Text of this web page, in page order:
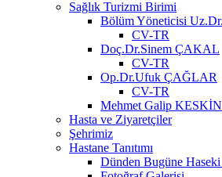
Sağlık Turizmi Birimi
Bölüm Yöneticisi
CV-TR
Doç.Dr.Sinem ÇAKAL
CV-TR
Op.Dr.Ufuk ÇAĞLAR
CV-TR
Mehmet Galip KESKİN
Hasta ve Ziyaretçiler
Şehrimiz
Hastane Tanıtımı
Dünden Bugüne